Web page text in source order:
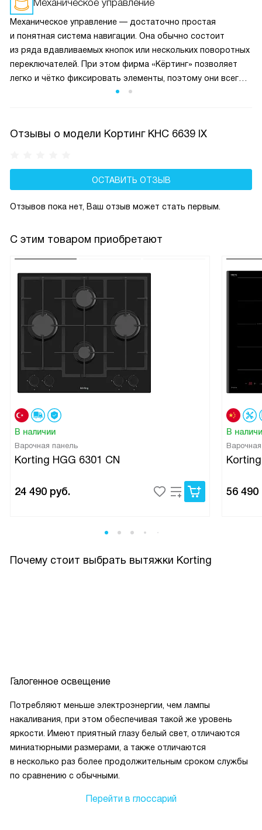
Механическое управление
Механическое управление — достаточно простая
и понятная система навигации. Она обычно состоит
из ряда вдавливаемых кнопок или нескольких поворотных
переключателей. При этом фирма «Кёртинг» позволяет
легко и чётко фиксировать элементы, поэтому они всегда
выставляют нужное значение с тем шагом, который
Отзывы о модели Кортинг KHC 6639 IX
ОСТАВИТЬ ОТЗЫВ
Отзывов пока нет, Ваш отзыв может стать первым.
С этим товаром приобретают
В наличии
Варочная панель
Korting HGG 6301 CN
24 490 руб.
В
56 490
Почему стоит выбрать вытяжки Korting
Галогенное освещение
Потребляют меньше электроэнергии, чем лампы
накаливания, при этом обеспечивая такой же уровень
яркости. Имеют приятный глазу белый свет, отличаются
миниатюрными размерами, а также отличаются
в несколько раз более продолжительным сроком службы
по сравнению с обычными.
Перейти в глоссарий